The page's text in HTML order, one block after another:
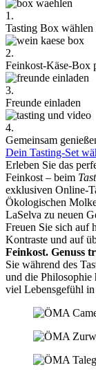
1.
Tasting Box wählen
2.
Feinkost-Käse-Box
3.
Freunde einladen
4.
Gemeinsam
Dein Tasting-Set
Erleben Sie das
Feinkost – beim
exklusiven Online-
Ökologischen
LaSelva zu neuen
Freuen Sie sich auf
Kontraste und auf
Feinkost. Genuss
Sie während des
und die Philosophie
viel Lebensgefühl